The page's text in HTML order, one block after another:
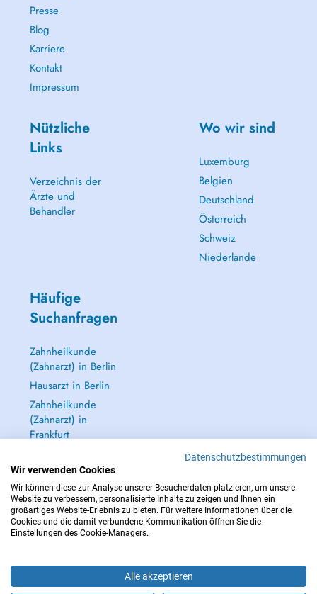
Presse
Blog
Karriere
Kontakt
Impressum
Nützliche
Links
Verzeichnis der
Ärzte und
Behandler
Wo wir sind
Luxemburg
Belgien
Deutschland
Österreich
Schweiz
Niederlande
Häufige
Suchanfragen
Zahnheilkunde
(Zahnarzt) in Berlin
Hausarzt in Berlin
Zahnheilkunde
(Zahnarzt) in
Frankfurt
(Hautarzt) in
Frankfurt
Alle anzeigen →
IM NOTFALL WENDEN SIE SICH AN : 112
Datenschutzbestimmungen
Wir verwenden Cookies
Wir können diese zur Analyse unserer Besucherdaten platzieren, um unsere
Website zu verbessern, personalisierte Inhalte zu zeigen und Ihnen ein
großartiges Website-Erlebnis zu bieten. Für weitere Informationen über die
Cookies und die damit verbundene Kommunikation öffnen Sie die
Einstellungen des Cookie-Managers.
Alle akzeptieren